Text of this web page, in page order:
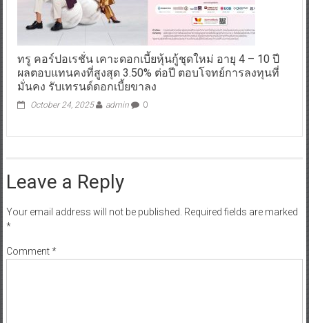
ทรู คอร์ปอเรชั่น เคาะดอกเบี้ยหุ้นกู้ชุดใหม่ อายุ 4 – 10 ปี
ผลตอบแทนคงที่สูงสุด 3.50% ต่อปี ตอบโจทย์การลงทุนที่
มั่นคง รับเทรนด์ดอกเบี้ยขาลง
October 24, 2025 admin 0
Leave a Reply
Your email address will not be published. Required fields are marked
*
Comment*